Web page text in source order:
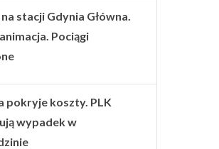
stacji Gdynia Główna.
Pociągi
pokryje koszty. PLK
wypadek w